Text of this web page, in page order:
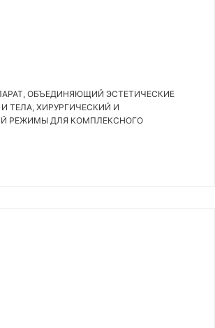
ОБЪЕДИНЯЮЩИЙ ЭСТЕТИЧЕСКИЕ
ТЕЛА, ХИРУРГИЧЕСКИЙ И
РЕЖИМЫ ДЛЯ КОМПЛЕКСНОГО